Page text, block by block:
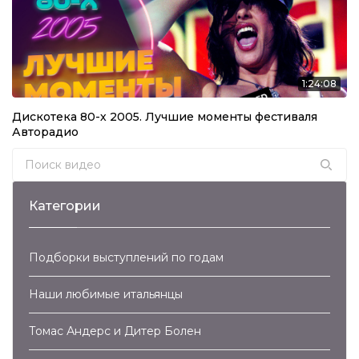
1:24:08
Дискотека 80-х 2005. Лучшие моменты фестиваля
Авторадио
Search for:
Категории
Подборки выступлений по годам
Наши любимые итальянцы
Томас Андерс и Дитер Болен